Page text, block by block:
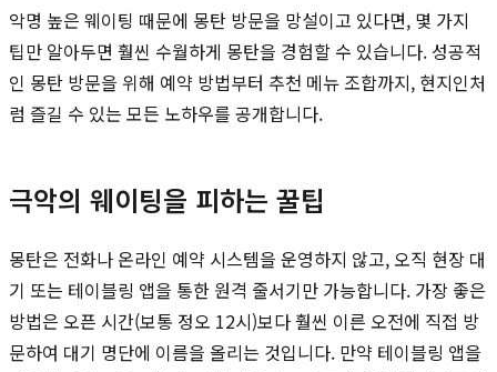
악명 높은 웨이팅 때문에 몽탄 방문을 망설이고 있다면, 몇 가지
팁만 알아두면 훨씬 수월하게 몽탄을 경험할 수 있습니다. 성공적
인 몽탄 방문을 위해 예약 방법부터 추천 메뉴 조합까지, 현지인처
럼 즐길 수 있는 모든 노하우를 공개합니다.
극악의 웨이팅을 피하는 꿀팁
몽탄은 전화나 온라인 예약 시스템을 운영하지 않고, 오직 현장 대
기 또는 테이블링 앱을 통한 원격 줄서기만 가능합니다. 가장 좋은
방법은 오픈 시간(보통 정오 12시)보다 훨씬 이른 오전에 직접 방
문하여 대기 명단에 이름을 올리는 것입니다. 만약 테이블링 앱을